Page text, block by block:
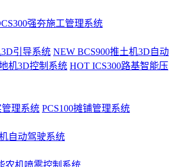
强夯施工管理系统
引导系统 NEW BCS900推土机3D自动
机3D控制系统 HOT ICS300路基智能压
管理系统 PCS100摊铺管理系统
自动驾驶系统
农机喷雾控制系统